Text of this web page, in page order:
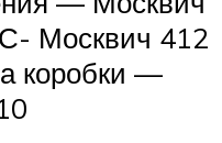
Москвич 412
коробки —